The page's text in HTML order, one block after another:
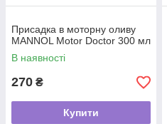
Присадка в моторну оливу
MANNOL Motor Doctor 300 мл
В наявності
270 ₴
Купити